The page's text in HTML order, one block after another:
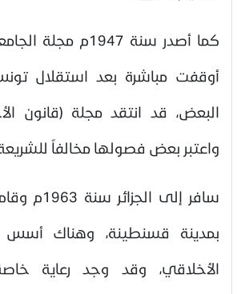
كما أصدر سنة 1947م
أوقفت مباشرة بعد استقلال
البعض، قد انتقد مجلة (قانون
واعتبر بعض فصولها مخالفاً للشريعة
سافر إلى
بمدينة قسنطينة، وهناك أسس
الأخلاقي، وقد وجد رعاية